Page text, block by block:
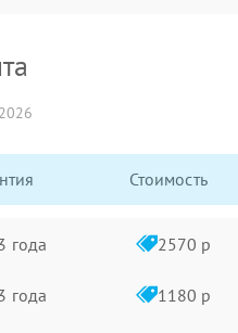
Стоимость
года 2570 р
года 1180 р